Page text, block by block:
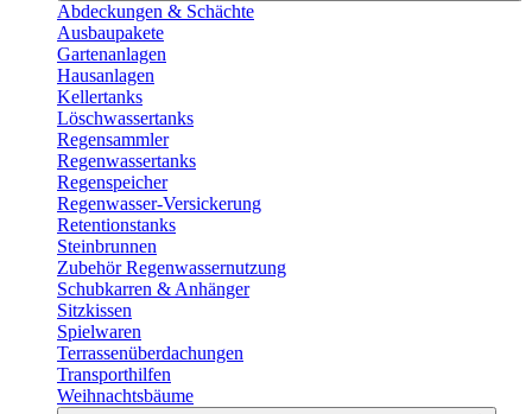
Abdeckungen & Schächte
Ausbaupakete
Gartenanlagen
Hausanlagen
Kellertanks
Löschwassertanks
Regensammler
Regenwassertanks
Regenspeicher
Regenwasser-Versickerung
Retentionstanks
Steinbrunnen
Zubehör Regenwassernutzung
Schubkarren & Anhänger
Sitzkissen
Spielwaren
Terrassenüberdachungen
Transporthilfen
Weihnachtsbäume